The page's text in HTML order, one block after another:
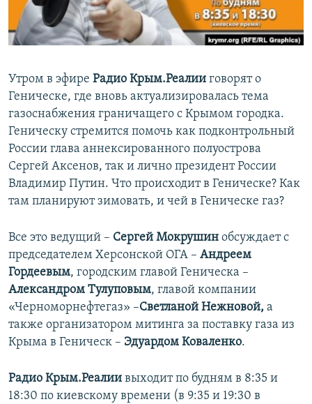
ПОБЕДИТЕЛЕЙ НЕ СУДЯТ?
КРЫМ.НЕПОКОРЕННЫЙ
УКРАИНСКАЯ ПРОБЛЕМА КРЫМА
ПРИСОЕДИНЯЙТЕСЬ!
Все сайты RFE/RL
Утром в эфире Радио Крым.Реалии говорят о
Геническе, где вновь актуализировалась тема
газоснабжения граничащего с Крымом городка.
Геническу стремится помочь как подконтрольный
России глава аннексированного полуострова
Сергей Аксенов, так и лично президент России
Владимир Путин. Что происходит в Геническе? Как
там планируют зимовать, и чей в Геническе газ?
Все это ведущий – Сергей Мокрушин обсуждает с
председателем Херсонской ОГА – Андреем
Гордеевым, городским главой Геническа –
Александром Тулуповым, главой компании
«Черноморнефтегаз» –Светланой Нежновой, а
также организатором митинга за поставку газа из
Крыма в Геническ – Эдуардом Коваленко.
Радио Крым.Реалии выходит по будням в 8:35 и
18:30 по киевскому времени (в 9:35 и 19:30 в